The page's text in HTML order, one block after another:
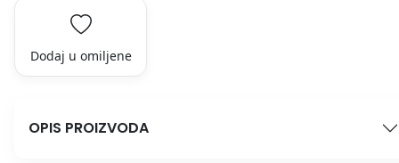
Dodaj u omiljene
OPIS PROIZVODA